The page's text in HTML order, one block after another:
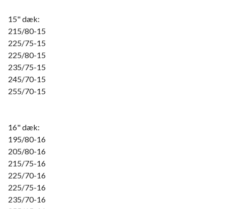
15" dæk:
215/80-15
225/75-15
225/80-15
235/75-15
245/70-15
255/70-15
16" dæk:
195/80-16
205/80-16
215/75-16
225/70-16
225/75-16
235/70-16